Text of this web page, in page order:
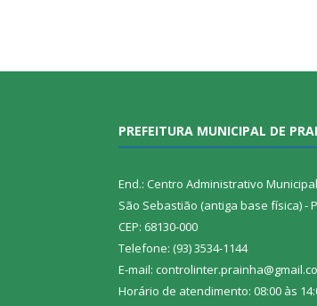
PREFEITURA MUNICIPAL DE
End.: Centro Administrativo
São Sebastião (antiga base física) -
CEP: 68130-000
Telefone: (93) 3534-1144
E-mail:
Horário de atendimento: 08:00 às